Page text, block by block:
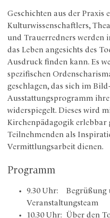
Geschichten aus der Praxis
Kulturwissenschaftlers,
und Trauerredners werden
das Leben angesichts des
Ausdruck finden kann. Es
spezifischen
geschlagen, das sich im
Ausstattungsprogramm
widerspiegelt. Dieses wird
Kirchenpädagogik erlebbar
Teilnehmenden als
Vermittlungsarbeit dienen.
Programm
9.30 Uhr: Begrüßung
Veranstaltungsteam
10.30 Uhr: Über den